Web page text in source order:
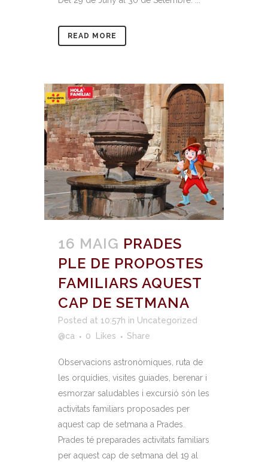
READ MORE
16 MAIG PRADES
PLE DE PROPOSTES
FAMILIARS AQUEST
CAP DE SETMANA
Posted at 10:57h in Uncategorized
@ca
0 Likes Share
Observacions astronòmiques, ruta de
les orquídies, visites guiades, berenar i
esmorzar saludables i excursió són les
activitats familiars proposades per
aquest cap de setmana a Prades.
Prades té preparades activitats familiars
per aquest cap de setmana del 19 al